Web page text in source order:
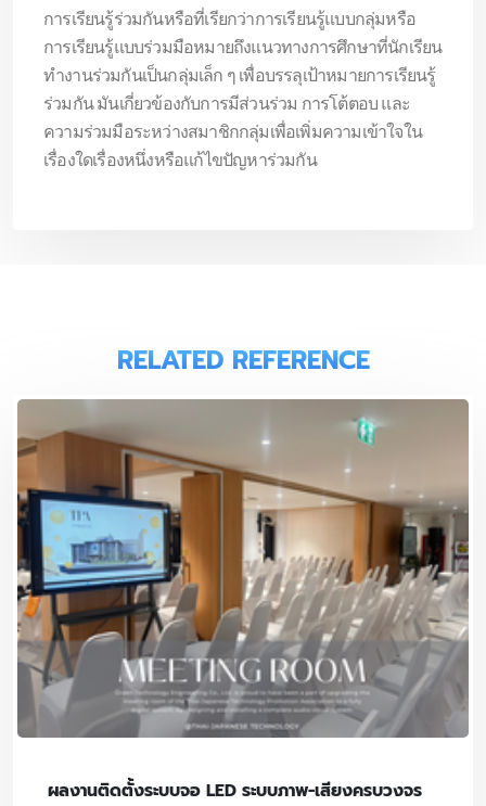
การเรียนรู้ร่วมกันหรือที่เรียกว่าการเรียนรู้แบบกลุ่มหรือ
การเรียนรู้แบบร่วมมือหมายถึงแนวทางการศึกษาที่นักเรียน
ทำงานร่วมกันเป็นกลุ่มเล็ก ๆ เพื่อบรรลุเป้าหมายการเรียนรู้
ร่วมกัน มันเกี่ยวข้องกับการมีส่วนร่วม การโต้ตอบ และ
ความร่วมมือระหว่างสมาชิกกลุ่มเพื่อเพิ่มความเข้าใจใน
เรื่องใดเรื่องหนึ่งหรือแก้ไขปัญหาร่วมกัน
RELATED REFERENCE
ผลงานติดตั้งระบบจอ LED ระบบภาพ-เสียงครบวงจร